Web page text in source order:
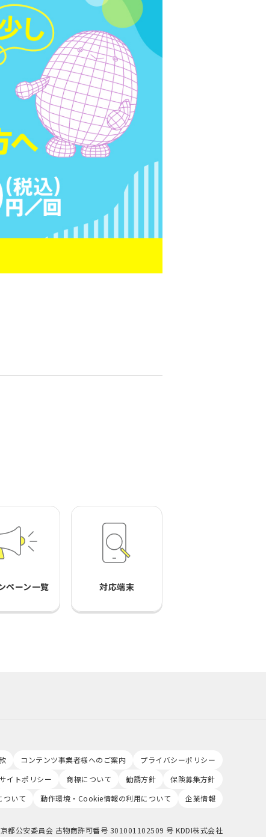
ペーン一覧 対応端末
コンテンツ事業者様へのご案内
プライバシーポリシー
サイトポリシー 商標について 勧誘方針
保険募集方針
ついて
動作環境・Cookie情報の利用について 企業情報
都公安委員会 古物商許可番号 301001102509 号 KDDI株式会社